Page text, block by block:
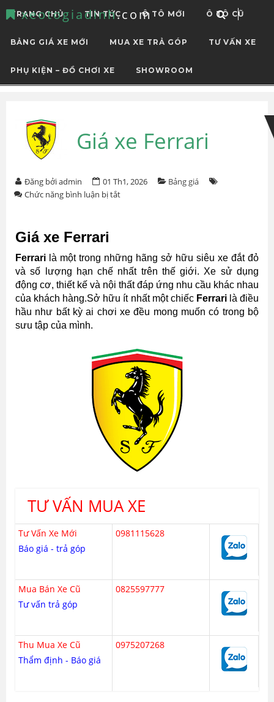
TRANG CHỦ TIN TỨC Ô TÔ MỚI Ô TÔ CŨ
BẢNG GIÁ XE MỚI MUA XE TRẢ GÓP TƯ VẤN XE
PHỤ KIỆN – ĐỒ CHƠI XE SHOWROOM
xeotogiadinh.com
Giá xe Ferrari
Đăng bởi admin 01 Th1, 2026
Bảng giá
Chức năng bình luận bị tắtở
Giá xe Ferrari
Ferrari là một trong những hãng sở hữu siêu xe đắt đỏ
và số lượng hạn chế nhất trên thế giới. Xe sử dụng
động cơ, thiết kế và nội thất đáp ứng nhu cầu khác nhau
của khách hàng.Sở hữu ít nhất một chiếc Ferrarilà điều
hầu như bất kỳ ai chơi xe đều mong muốn có trong bộ
sưu tập của mình.
TƯ VẤN MUA XE
Tư Vấn Xe Mới
Báo giá - trả góp
0981115628
Mua Bán Xe Cũ
Tư vấn trả góp
0825597777
Thu Mua Xe Cũ
Thẩm định - Báo giá
0975207268